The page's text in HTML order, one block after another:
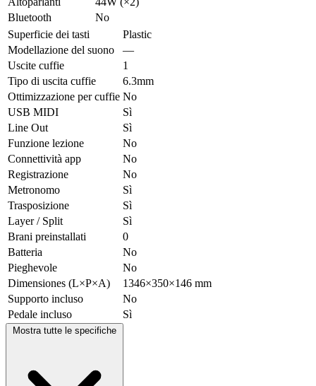
Bluetooth
No
Superficie dei tasti
Plastic
Modellazione del suono
—
Uscite cuffie
1
Tipo di uscita cuffie
6.3mm
Ottimizzazione per cuffie No
USB MIDI
Sì
Line Out
Sì
Funzione lezione
No
Connettività app
No
Registrazione
No
Metronomo
Sì
Trasposizione
Sì
Layer / Split
Sì
Brani preinstallati
0
Batteria
No
Pieghevole
No
Dimensiones (L×P×A)
1346×350×146 mm
Supporto incluso
No
Pedale incluso
Sì
Mostra tutte le specifiche